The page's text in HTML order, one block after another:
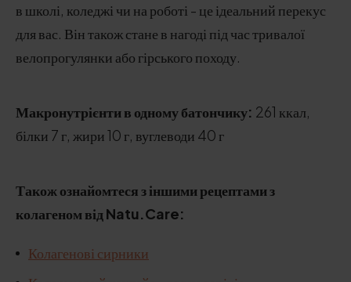
в школі, коледжі чи на роботі - це ідеальний перекус
для вас. Він також стане в нагоді під час тривалої
велопрогулянки або гірського походу.
Макронутрієнти в одному батончику: 261 ккал,
білки 7 г, жири 10 г, вуглеводи 40 г
Також ознайомтеся з іншими рецептами з
колагеном від Natu.Care:
Колагенові сирники